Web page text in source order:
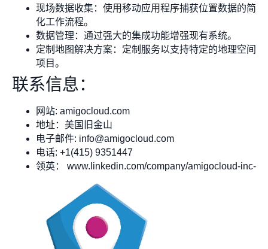
现场数据收集：使用移动应用程序捕获位置数据的简
化工作流程。
数据管理：通过强大的集成功能增强现有系统。
定制地图解决方案：定制服务以支持特定的地理空间
项目。
联系信息：
网站: amigocloud.com
地址：美国旧金山
电子邮件: info@amigocloud.com
电话: +1(415) 9351447
领英： www.linkedin.com/company/amigocloud-inc-